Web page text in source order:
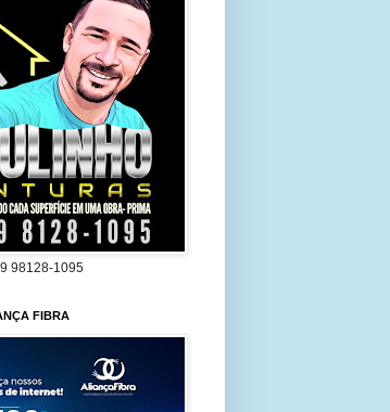
98128-1095
FIBRA